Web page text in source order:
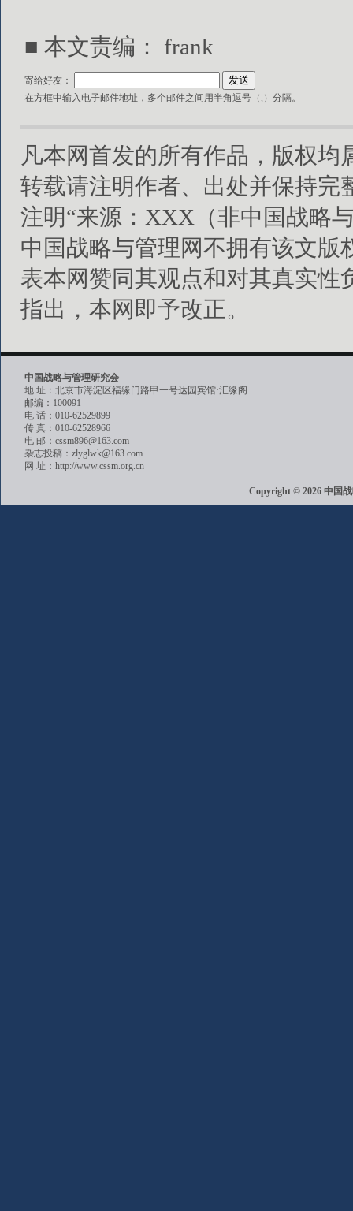
■ 本文责编： frank
寄给好友：
在方框中输入电子邮件地址，多个邮件之间用半角逗号（,）分隔。
凡本网首发的所有作品，版权
转载请注明作者、出处并保持完
注明“来源：XXX（非中国战略
中国战略与管理网不拥有该文
表本网赞同其观点和对其真实
指出，本网即予改正。
中国战略与管理研究会
地 址：北京市海淀区福缘门路甲一号达园宾馆·汇缘阁
邮编：100091
电 话：010-62529899
传 真：010-62528966
电 邮：cssm896@163.com
杂志投稿：zlyglwk@163.com
网 址：http://www.cssm.org.cn
Copyright © 2026 中国